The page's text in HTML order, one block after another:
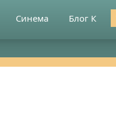
Синема Блог К